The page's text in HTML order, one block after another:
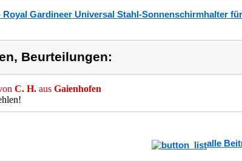
Royal Gardineer Universal Stahl-Sonnenschirmhalter
Beurteilungen:
C. H. aus Gaienhofen
alle